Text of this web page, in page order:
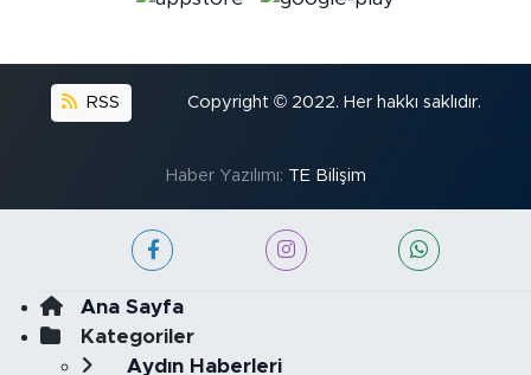
RSS Copyright © 2022. Her hakkı saklıdır.
Haber Yazılımı: TE Bilişim
Ana Sayfa
Kategoriler
Aydın Haberleri